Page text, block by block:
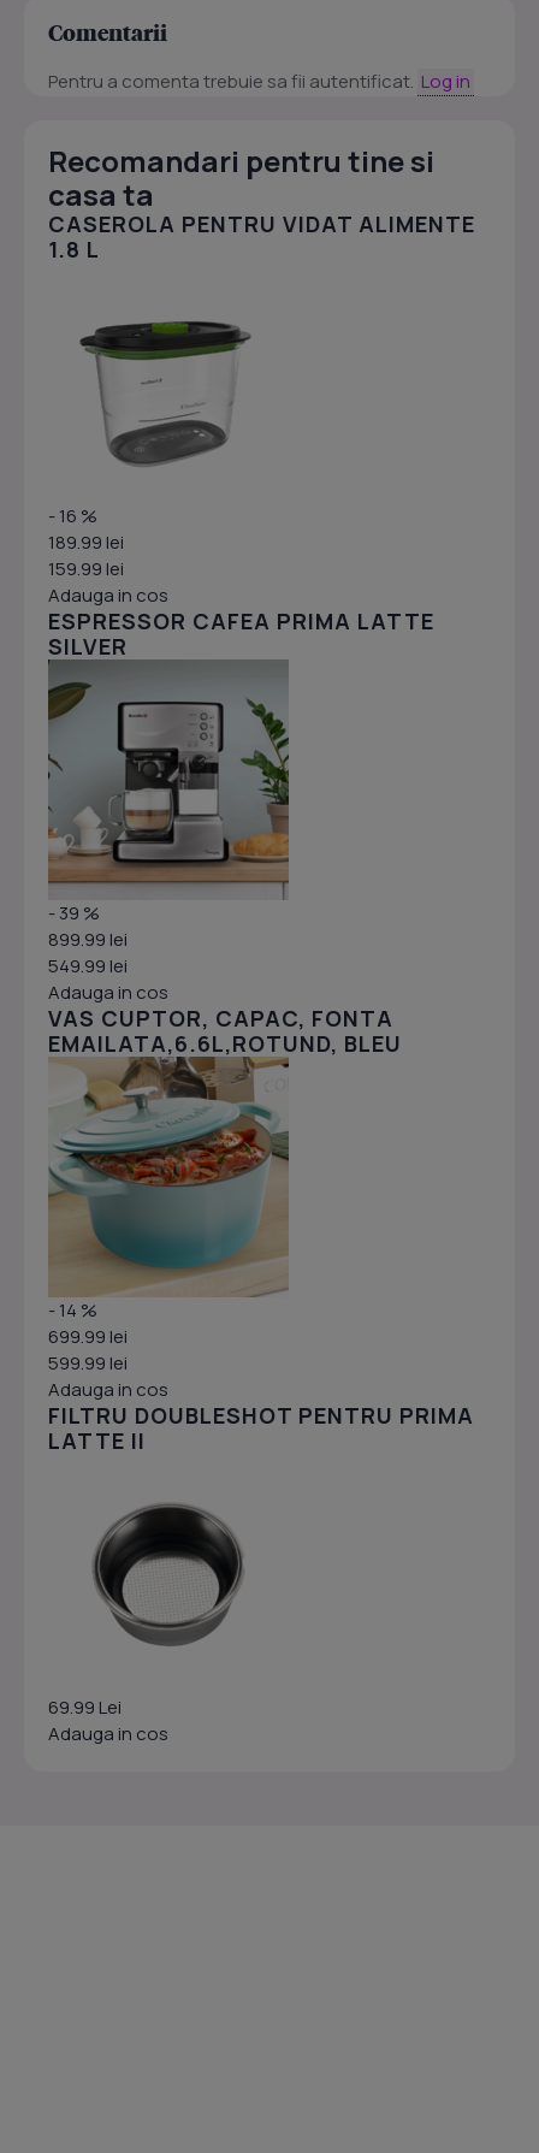
Comentarii
Pentru a comenta trebuie sa fii autentificat. Log in
Recomandari pentru tine si
casa ta
CASEROLA PENTRU VIDAT ALIMENTE
1.8 L
- 16 %
189.99 lei
159.99 lei
Adauga in cos
ESPRESSOR CAFEA PRIMA LATTE
SILVER
- 39 %
899.99 lei
549.99 lei
Adauga in cos
VAS CUPTOR, CAPAC, FONTA
EMAILATA,6.6L,ROTUND, BLEU
- 14 %
699.99 lei
599.99 lei
Adauga in cos
FILTRU DOUBLESHOT PENTRU PRIMA
LATTE II
69.99 Lei
Adauga in cos